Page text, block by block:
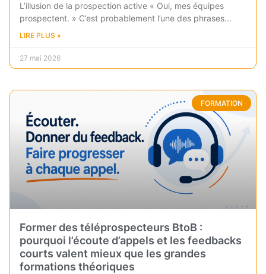
L’illusion de la prospection active « Oui, mes équipes
prospectent. » C’est probablement l’une des phrases
LIRE PLUS »
27 mai 2026
FORMATION
Former des téléprospecteurs BtoB :
pourquoi l’écoute d’appels et les feedbacks
courts valent mieux que les grandes
formations théoriques